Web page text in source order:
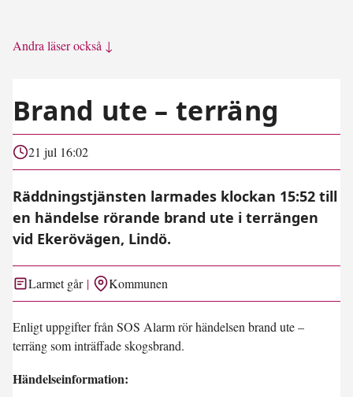
Andra läser också ↓
Brand ute – terräng
21 jul 16:02
Räddningstjänsten larmades klockan 15:52 till
en händelse rörande brand ute i terrängen
vid Ekerövägen, Lindö.
Larmet går Kommunen
Enligt uppgifter från SOS Alarm rör händelsen brand ute –
terräng som inträffade skogsbrand.
Händelseinformation: